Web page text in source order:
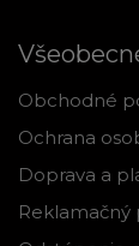
Obchodné
Ochrana
Doprava a
Reklamačný